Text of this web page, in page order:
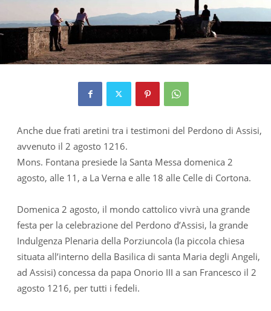
Anche due frati aretini tra i testimoni del Perdono di Assisi,
avvenuto il 2 agosto 1216.
Mons. Fontana presiede la Santa Messa domenica 2
agosto, alle 11, a La Verna e alle 18 alle Celle di Cortona.
Domenica 2 agosto, il mondo cattolico vivrà una grande
festa per la celebrazione del Perdono d’Assisi, la grande
Indulgenza Plenaria della Porziuncola (la piccola chiesa
situata all’interno della Basilica di santa Maria degli Angeli,
ad Assisi) concessa da papa Onorio III a san Francesco il 2
agosto 1216, per tutti i fedeli.